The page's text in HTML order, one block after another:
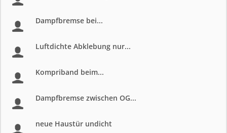
Dampfbremse bei...
Luftdichte Abklebung nur...
Kompriband beim...
Dampfbremse zwischen OG...
neue Haustür undicht